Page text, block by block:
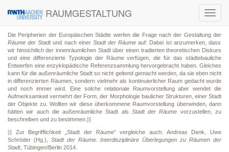
RAUMGESTALTUNG
Die Peripherien der Europäischen Städte werfen die Frage nach der Gestaltung der
Räume der Stadtund nach einer Stadt der Räume auf: Dabei ist anzumerken, dass
wir hinsichtlich der innenräumlichen Stadt über einen tradierten theoretischen Diskurs
und eine differenzierte Typologie der Räume verfügen, die für das städtebauliche
Entwerfen eine enzyklopädische Referenzsammlung hervorgebracht haben. Gleiches
kann für die außenräumliche Stadt so nicht geltend gemacht werden, da sie eben nicht
in differenzierten Räumen, sondern vielmehr als kontinuierlicher Raum gedacht wurde
und noch immer wird. Eine solche relationale Raumvorstellung aber wendet die
Aufmerksamkeit vermehrt der Form, der Morphologie baulicher Strukturen, einer Stadt
der Objekte zu. Wollten wir diese überkommene Raumvorstellung überwinden, dann
hätten wir auch die außenräumliche Stadt als Stadt der Räume vorzustellen, zu
beschreiben und zu bestimmen. [i]
[i] Zur Begrifflichkeit „Stadt der Räume“ vergleiche auch: Andreas Denk, Uwe
Schröder (Hg.), Stadt der Räume. Interdisziplinäre Überlegungen zu Räumen der
Stadt, Tübingen/Berlin 2014.